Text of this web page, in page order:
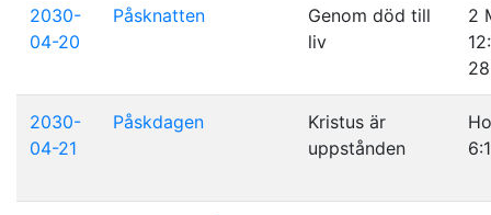
2030-
04-20
Påsknatten
Genom död till
liv
2
28
2030-
04-21
Påskdagen
Kristus är
uppstånden